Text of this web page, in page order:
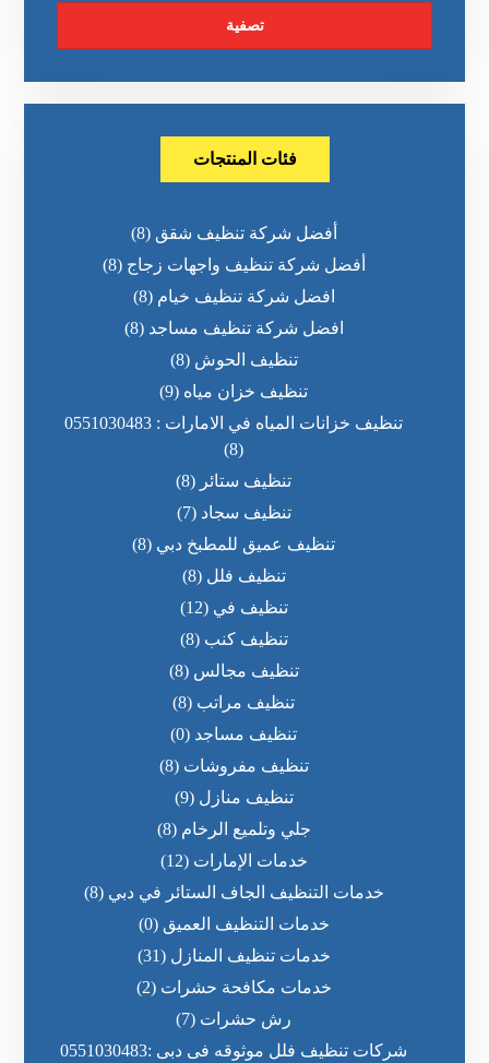
تصفية
فئات المنتجات
أفضل شركة تنظيف شقق (8)
أفضل شركة تنظيف واجهات زجاج (8)
افضل شركة تنظيف خيام (8)
افضل شركة تنظيف مساجد (8)
تنظيف الحوش (8)
تنظيف خزان مياه (9)
تنظيف خزانات المياه في الامارات : 0551030483
(8)
تنظيف ستائر (8)
تنظيف سجاد (7)
تنظيف عميق للمطبخ دبي (8)
تنظيف فلل (8)
تنظيف في (12)
تنظيف كنب (8)
تنظيف مجالس (8)
تنظيف مراتب (8)
تنظيف مساجد (0)
تنظيف مفروشات (8)
تنظيف منازل (9)
جلي وتلميع الرخام (8)
خدمات الإمارات (12)
خدمات التنظيف الجاف الستائر في دبي (8)
خدمات التنظيف العميق (0)
خدمات تنظيف المنازل (31)
خدمات مكافحة حشرات (2)
رش حشرات (7)
شركات تنظيف فلل موثوقه فى دبى :0551030483